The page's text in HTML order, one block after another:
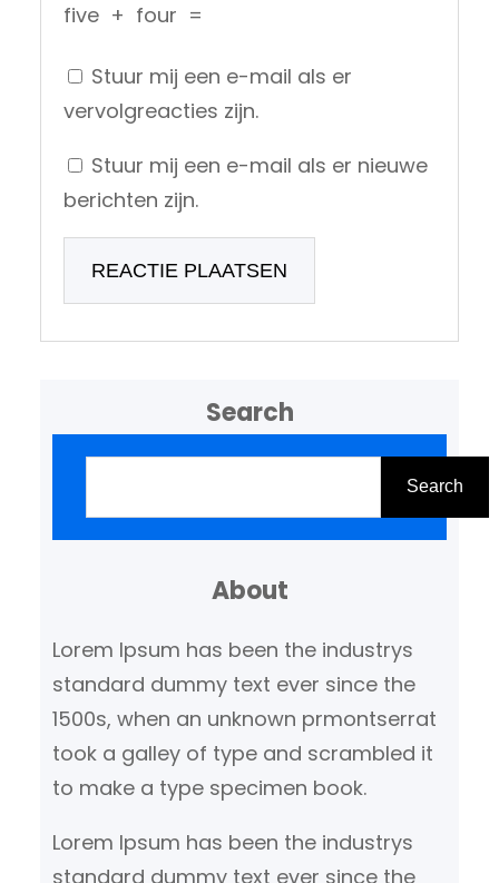
five + four =
Stuur mij een e-mail als er
vervolgreacties zijn.
Stuur mij een e-mail als er nieuwe
berichten zijn.
Search
Search
About
Lorem Ipsum has been the industrys
standard dummy text ever since the
1500s, when an unknown prmontserrat
took a galley of type and scrambled it
to make a type specimen book.
Lorem Ipsum has been the industrys
standard dummy text ever since the